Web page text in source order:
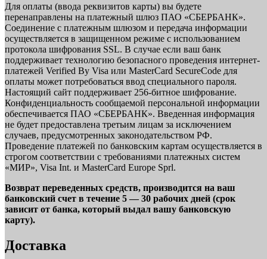
Для оплаты (ввода реквизитов карты) вы будете
перенаправлены на платежный шлюз ПАО «СБЕРБАНК».
Соединение с платежным шлюзом и передача информации
осуществляется в защищенном режиме с использованием
протокола шифрования SSL. В случае если ваш банк
поддерживает технологию безопасного проведения интернет-
платежей Verified By Visa или MasterCard SecureCode для
оплаты может потребоваться ввод специального пароля.
Настоящий сайт поддерживает 256-битное шифрование.
Конфиденциальность сообщаемой персональной информации
обеспечивается ПАО «СБЕРБАНК». Введенная информация
не будет предоставлена третьим лицам за исключением
случаев, предусмотренных законодательством РФ.
Проведение платежей по банковским картам осуществляется в
строгом соответствии с требованиями платежных систем
«МИР», Visa Int. и MasterCard Europe Sprl.
Возврат переведенных средств, производится на ваш
банковский счет в течение 5 — 30 рабочих дней (срок
зависит от банка, который выдал вашу банковскую
карту).
Доставка